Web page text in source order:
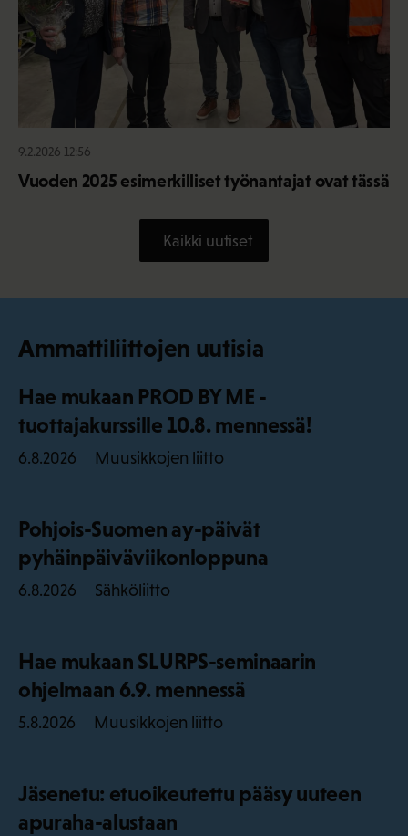
9.2.2026 12:56
Vuoden 2025 esimerkilliset työnantajat ovat tässä
Kaikki uutiset
Ammattiliittojen uutisia
Hae mukaan PROD BY ME -
tuottajakurssille 10.8. mennessä!
6.8.2026 Muusikkojen liitto
Pohjois-Suomen ay-päivät
pyhäinpäiväviikonloppuna
6.8.2026 Sähköliitto
Hae mukaan SLURPS-seminaarin
ohjelmaan 6.9. mennessä
5.8.2026 Muusikkojen liitto
Jäsenetu: etuoikeutettu pääsy uuteen
apuraha-alustaan